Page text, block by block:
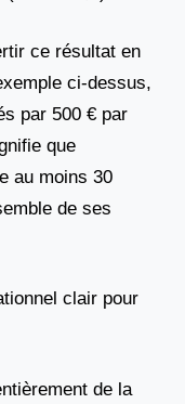
ce résultat en
ci-dessus,
par 500 € par
que
au moins 30
de ses
clair pour
de la